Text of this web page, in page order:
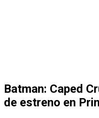
Batman: Caped
de estreno en